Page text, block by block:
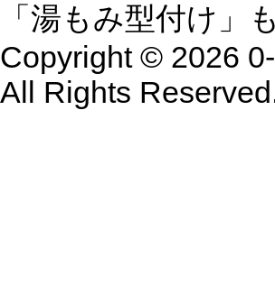
「湯もみ型付け」
Copyright © 2026
All Rights